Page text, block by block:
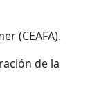
(CEAFA).
de la